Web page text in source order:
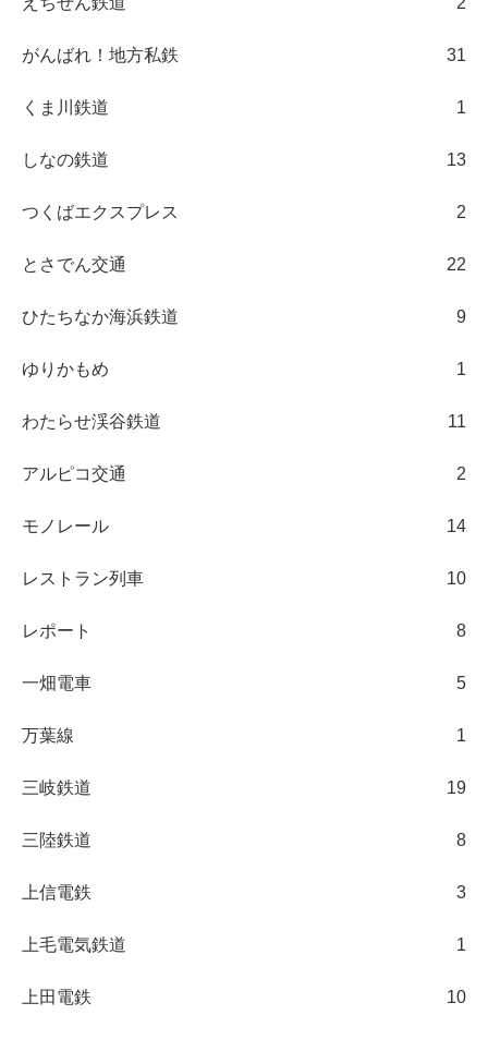
がんばれ！地方私鉄 31
くま川鉄道 1
しなの鉄道 13
つくばエクスプレス 2
とさでん交通 22
ひたちなか海浜鉄道 9
ゆりかもめ 1
わたらせ渓谷鉄道 11
アルピコ交通 2
モノレール 14
レストラン列車 10
レポート 8
一畑電車 5
万葉線 1
三岐鉄道 19
三陸鉄道 8
上信電鉄 3
上毛電気鉄道 1
上田電鉄 10